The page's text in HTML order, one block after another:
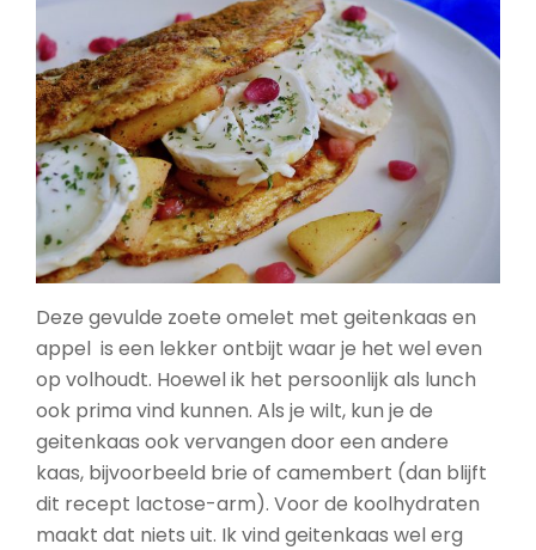
Deze gevulde zoete omelet met geitenkaas en
appel is een lekker ontbijt waar je het wel even
op volhoudt. Hoewel ik het persoonlijk als lunch
ook prima vind kunnen. Als je wilt, kun je de
geitenkaas ook vervangen door een andere
kaas, bijvoorbeeld brie of camembert (dan blijft
dit recept lactose-arm). Voor de koolhydraten
maakt dat niets uit. Ik vind geitenkaas wel erg